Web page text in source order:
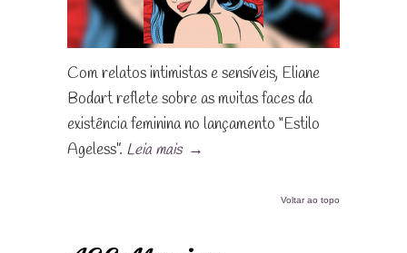
Com relatos intimistas e sensíveis, Eliane
Bodart reflete sobre as muitas faces da
existência feminina no lançamento “Estilo
Ageless”. Leia mais →
Voltar ao topo